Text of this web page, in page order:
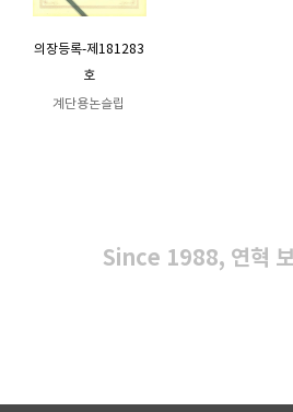
의장등록-제181283
호
계단용논슬립
Since 1988, 연혁